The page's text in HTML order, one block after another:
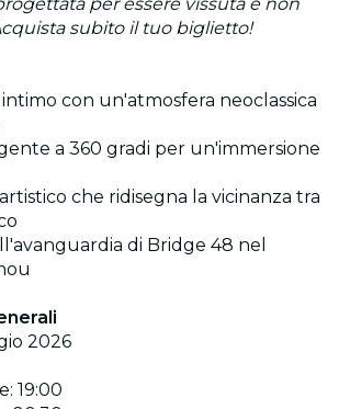
per essere vissuta e non
subito il tuo biglietto!
con un'atmosfera neoclassica
a 360 gradi per un'immersione
che ridisegna la vicinanza tra
di Bridge 48 nel
2026
19:00